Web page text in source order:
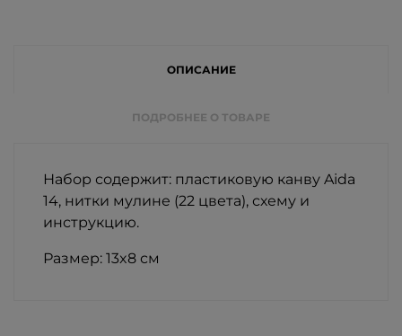
ОПИСАНИЕ
ПОДРОБНЕЕ О ТОВАРЕ
Набор содержит: пластиковую канву Aida
14, нитки мулине (22 цвета), схему и
инструкцию.
Размер: 13x8 см